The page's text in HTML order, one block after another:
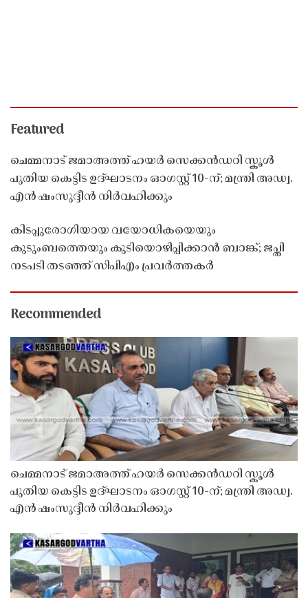
Featured
ചെമ്മനാട് ജമാഅത്ത് ഹയർ സെക്കൻഡറി സ്കൂൾ
പുതിയ കെട്ടിട ഉദ്ഘാടനം ഓഗസ്റ്റ് 10-ന്; മന്ത്രി അഡ്വ.
എൻ ഷംസുദ്ദീൻ നിർവഹിക്കും
കിടപ്പുരോഗിയായ വയോധികയെയും
കുടുംബത്തെയും കുടിയൊഴിപ്പിക്കാൻ ബാങ്ക്; ജപ്തി
നടപടി തടഞ്ഞ് സിപിഎം പ്രവർത്തകർ
Recommended
ചെമ്മനാട് ജമാഅത്ത് ഹയർ സെക്കൻഡറി സ്കൂൾ
പുതിയ കെട്ടിട ഉദ്ഘാടനം ഓഗസ്റ്റ് 10-ന്; മന്ത്രി അഡ്വ.
എൻ ഷംസുദ്ദീൻ നിർവഹിക്കും